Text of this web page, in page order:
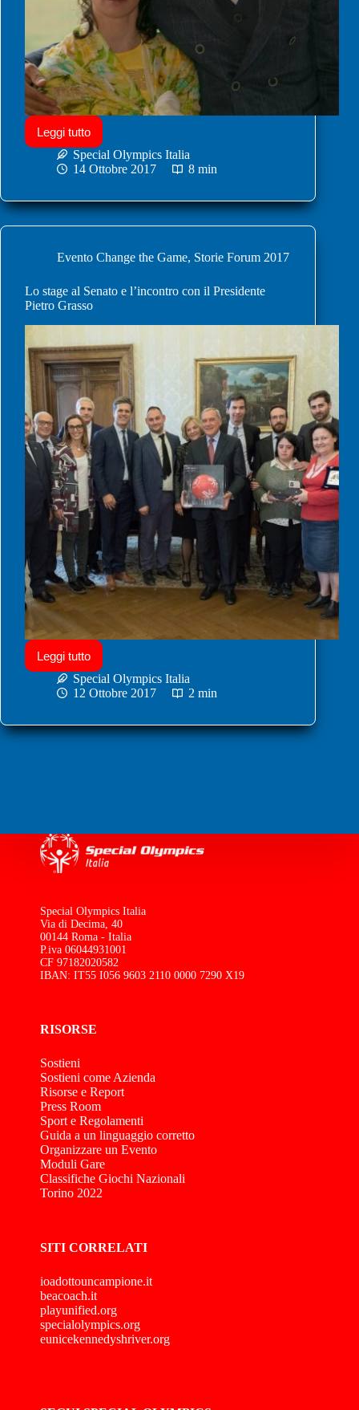
Leggi tutto
Special Olympics Italia
14 Ottobre 2017
8 min
Evento Change the Game, Storie Forum 2017
Lo stage al Senato e l’incontro con il Presidente
Pietro Grasso
Leggi tutto
Special Olympics Italia
12 Ottobre 2017
2 min
Special Olympics Italia
Via di Decima, 40
00144 Roma - Italia
P.iva 06044931001
CF 97182020582
IBAN: IT55 I056 9603 2110 0000 7290 X19
RISORSE
Sostieni
Sostieni come Azienda
Risorse e Report
Press Room
Sport e Regolamenti
Guida a un linguaggio corretto
Organizzare un Evento
Moduli Gare
Classifiche Giochi Nazionali
Torino 2022
SITI CORRELATI
ioadottouncampione.it
beacoach.it
playunified.org
specialolympics.org
eunicekennedyshriver.org